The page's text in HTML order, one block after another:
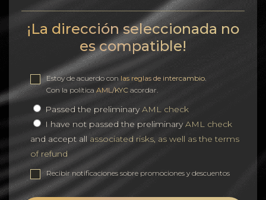
¡La dirección seleccionada no
es compatible!
Estoy de acuerdo con las reglas de intercambio
Con la política AML/KYC acordar.
Passed the preliminaryAML check
I have not passed the preliminaryAML check
and accept allassociated risks, as well as the terms
of refund
Recibir notificaciones sobre promociones y descuentos